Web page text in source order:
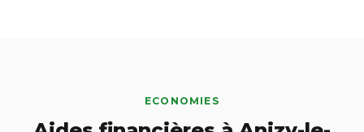
ECONOMIES